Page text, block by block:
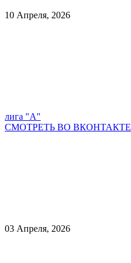
10 Апреля, 2026
лига "А"
СМОТРЕТЬ ВО ВКОНТАКТЕ
03 Апреля, 2026